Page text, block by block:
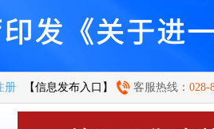
册 【信息发布入口】 客服热线： 028-